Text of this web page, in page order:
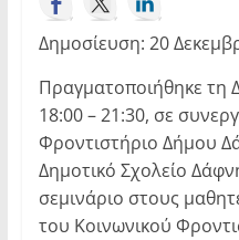
Δημοσίευση: 20
Πραγματοποιήθηκε τη
18:00 – 21:30, σε
Φροντιστήριο Δήμου
Δημοτικό Σχολείο
σεμινάριο στους
του Κοινωνικού